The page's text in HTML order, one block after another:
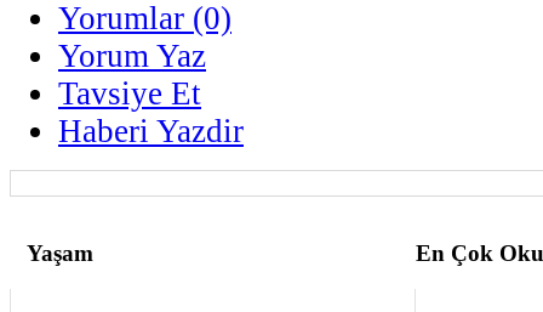
Yorumlar (0)
Yorum Yaz
Tavsiye Et
Haberi Yazdir
Yaşam En Çok